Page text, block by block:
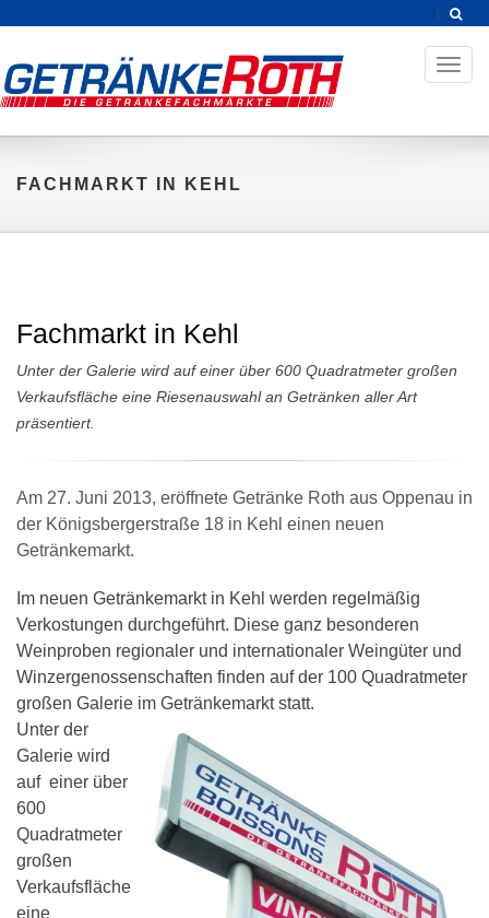
FACHMARKT IN KEHL
Fachmarkt in Kehl
Unter der Galerie wird auf einer über 600 Quadratmeter großen
Verkaufsfläche eine Riesenauswahl an Getränken aller Art
präsentiert.
Am 27. Juni 2013, eröffnete Getränke Roth aus Oppenau in
der Königsbergerstraße 18 in Kehl einen neuen
Getränkemarkt.
Im neuen Getränkemarkt in Kehl werden regelmäßig
Verkostungen durchgeführt. Diese ganz besonderen
Weinproben regionaler und internationaler Weingüter und
Winzergenossenschaften finden auf der 100 Quadratmeter
großen Galerie im Getränkemarkt statt.
Unter der
Galerie wird
auf einer über
600
Quadratmeter
großen
Verkaufsfläche
eine